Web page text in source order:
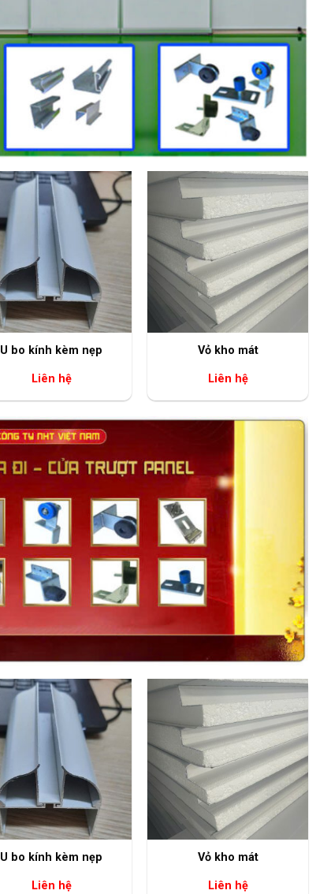
U bo kính kèm nẹp
Liên hệ
Vỏ kho mát
Liên hệ
U bo kính kèm nẹp
Liên hệ
Vỏ kho mát
Liên hệ